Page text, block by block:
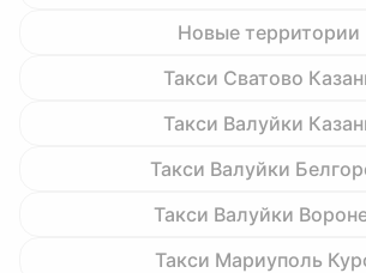
Новые территории
Такси Сватово
Такси Валуйки
Такси Валуйки
Такси Валуйки
Такси Мариуполь